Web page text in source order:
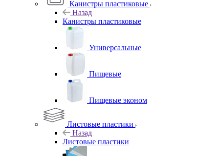
Канистры пластиковые
Назад
Канистры пластиковые
Универсальные
Пищевые
Пищевые эконом
Листовые пластики
Назад
Листовые пластики